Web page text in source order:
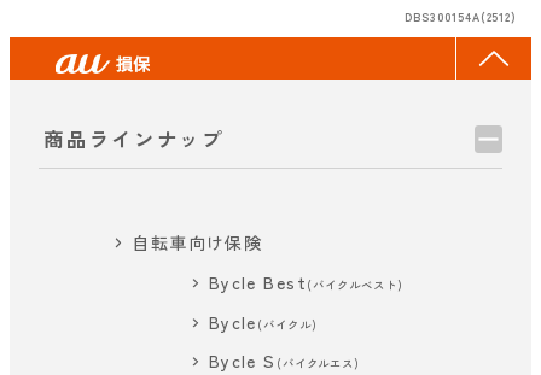
DBS300154A(2512)
商品ラインナップ
自転車向け保険
Bycle Best (バイクルベスト)
Bycle (バイクル)
Bycle S (バイクルエス)